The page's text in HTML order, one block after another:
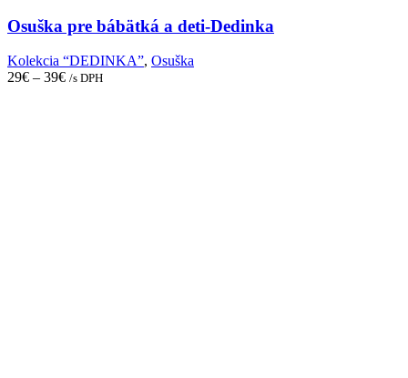
The
options
may
be
Osuška pre bábätká a deti-Dedinka
Kolekcia “DEDINKA”, Osuška
29€ – 39€ /s DPH